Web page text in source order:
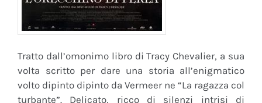
Tratto dall’omonimo libro di Tracy Chevalier, a sua
volta scritto per dare una storia all’enigmatico
volto dipinto dipinto da Vermeer ne “La ragazza col
turbante”. Delicato, ricco di silenzi intrisi di